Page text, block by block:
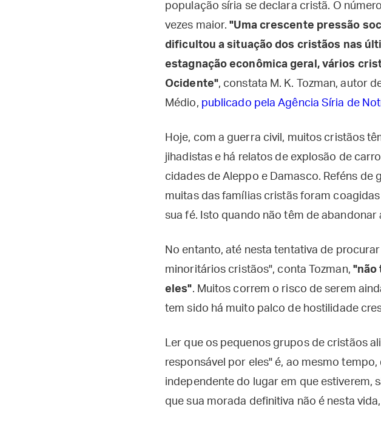
população síria se declara cristã. O
vezes maior."Uma crescente pressão
dificultou a situação dos cristãos nas
estagnação econômica geral, vários
Ocidente", constata M. K. Tozman, autor
Médio, publicado pela Agência Síria de
Hoje, com a guerra civil, muitos cristãos
jihadistas e há relatos de explosão de
cidades de Aleppo e Damasco. Reféns
muitas das famílias cristãs foram
sua fé. Isto quando não têm de
No entanto, até nesta tentativa de
minoritários cristãos", conta Tozman, "não
eles". Muitos correm o risco de serem
tem sido há muito palco de hostilidade
Ler que os pequenos grupos de cristãos
responsável por eles" é, ao mesmo
independente do lugar em que estiverem,
que sua morada definitiva não é nesta